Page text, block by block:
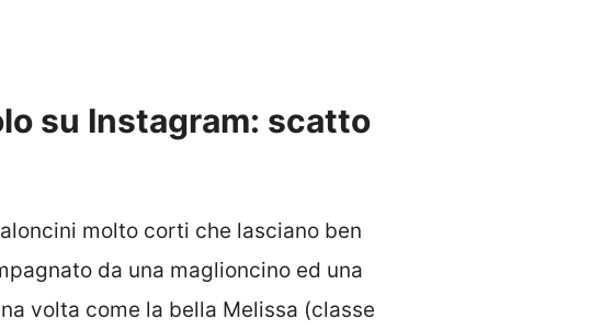
su Instagram: scatto
molto corti che lasciano ben
da una maglioncino ed una
volta come la bella Melissa (classe